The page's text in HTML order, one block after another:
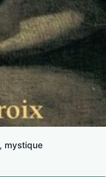
mystique